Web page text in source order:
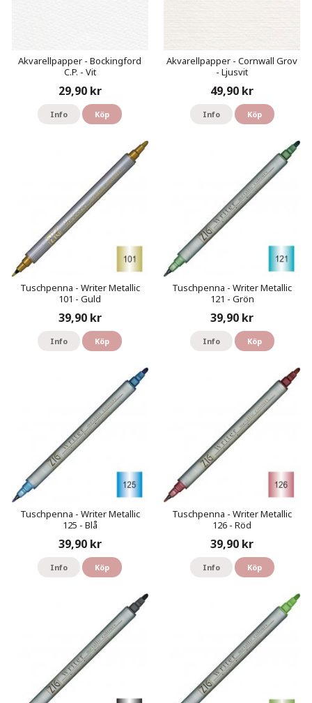
Akvarellpapper - Bockingford
C.P. - Vit
29,90 kr
Info Köp
Akvarellpapper - Cornwall Grov
- Ljusvit
49,90 kr
Info Köp
Tuschpenna - Writer Metallic
101 - Guld
39,90 kr
Info Köp
Tuschpenna - Writer Metallic
121 - Grön
39,90 kr
Info Köp
Tuschpenna - Writer Metallic
125 - Blå
39,90 kr
Info Köp
Tuschpenna - Writer Metallic
126 - Röd
39,90 kr
Info Köp